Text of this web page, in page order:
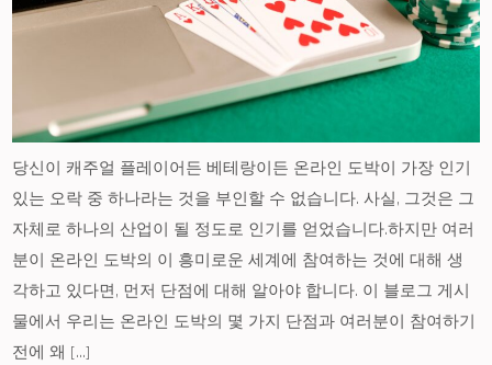
당신이 캐주얼 플레이어든 베테랑이든 온라인 도박이 가장 인기
있는 오락 중 하나라는 것을 부인할 수 없습니다. 사실, 그것은 그
자체로 하나의 산업이 될 정도로 인기를 얻었습니다.하지만 여러
분이 온라인 도박의 이 흥미로운 세계에 참여하는 것에 대해 생
각하고 있다면, 먼저 단점에 대해 알아야 합니다. 이 블로그 게시
물에서 우리는 온라인 도박의 몇 가지 단점과 여러분이 참여하기
전에 왜 […]